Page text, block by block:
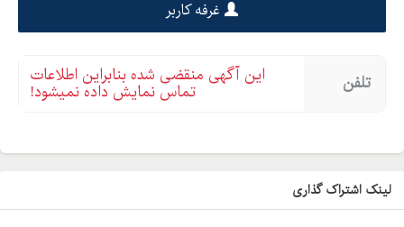
غرفه کاربر
تلفن این آگهی منقضی شده بنابراین اطلاعات
تماس نمایش داده نمیشود!
لینک اشتراک گذاری